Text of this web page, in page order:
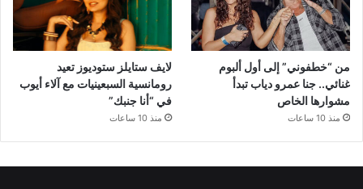
من “خطفوني” إلى أول ألبوم
غنائي.. جنا عمرو دياب تبدأ
مشوارها الخاص
منذ 10 ساعات
لايف ستايلز ستوديوز تعيد
رومانسية السبعينيات مع آلاء أيوب
في “أنا جنبك”
منذ 10 ساعات